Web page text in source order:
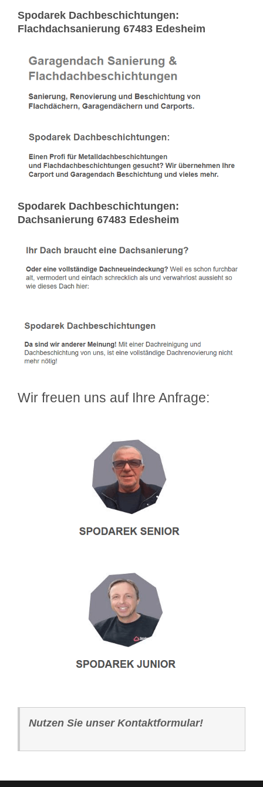
Spodarek Dachbeschichtungen:
Flachdachsanierung 67483 Edesheim
Spodarek Dachbeschichtungen:
Dachsanierung 67483 Edesheim
Wir freuen uns auf Ihre Anfrage:
Nutzen Sie unser Kontaktformular!